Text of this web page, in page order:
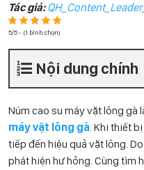
Tác giả:
5/5 - (1 bình chọn)
Nội dung chính
Núm cao su máy vặt lông gà
máy vặt lông gà. Khi thiết
tiếp đến hiệu quả vặt lông.
phát hiện hư hỏng. Cùng tìm